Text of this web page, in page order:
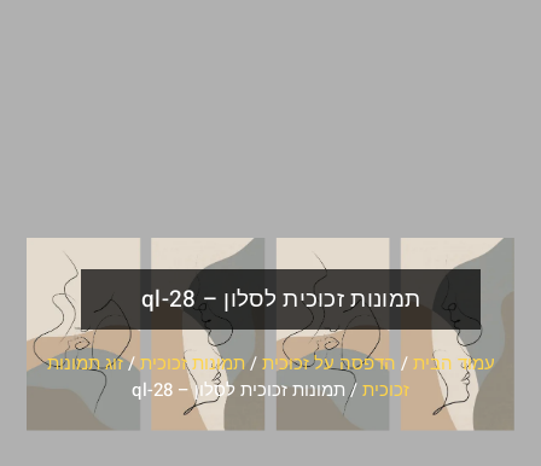
תמונות זכוכית לסלון – ql-28
עמוד הבית/ הדפסה על זכוכית/תמונות זכוכית/זוג תמונות
זכוכית/ תמונות זכוכית לסלון – ql-28